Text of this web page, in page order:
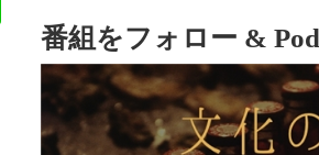
番組をフォロー &